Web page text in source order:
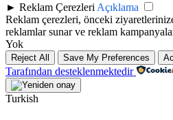
► Reklam Çerezleri Açıklama
Reklam çerezleri, önceki
reklamlar sunar ve reklam
Yok
Reject All Save My Preferences
Tarafından desteklenmektedir
Turkish